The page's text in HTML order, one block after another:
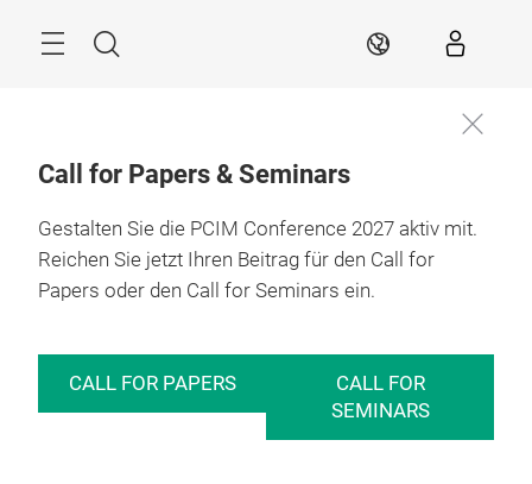
Suche DE
Call for Papers & Seminars
Gestalten Sie die PCIM Conference 2027 aktiv mit.
Reichen Sie jetzt Ihren Beitrag für den Call for
Papers oder den Call for Seminars ein.
CALL FOR PAPERS
CALL FOR
SEMINARS